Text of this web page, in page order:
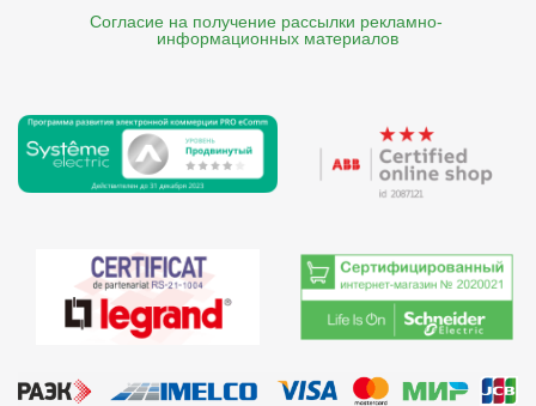
Согласие на получение рассылки рекламно-
    информационных материалов